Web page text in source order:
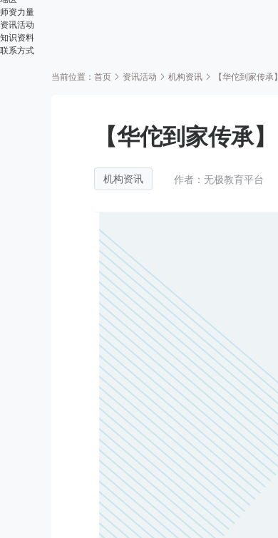
师资力量
资讯活动
知识资料
联系方式
当前位置： 首页 资讯活动 机构资讯 【华佗到家传承】
【华佗到家传承】
机构资讯 作者：无极教育平台